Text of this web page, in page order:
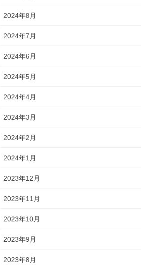
2024年8月
2024年7月
2024年6月
2024年5月
2024年4月
2024年3月
2024年2月
2024年1月
2023年12月
2023年11月
2023年10月
2023年9月
2023年8月